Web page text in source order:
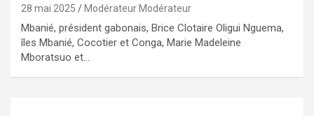
28 mai 2025 Modérateur Modérateur
Mbanié, président gabonais, Brice Clotaire Oligui Nguema,
îles Mbanié, Cocotier et Conga, Marie Madeleine
Mboratsuo et…